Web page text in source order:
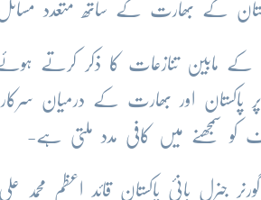
کے بھارت کے ساتھ متعدد
کے مابین تنازعات کا ذکر کرتے ہوئے
پر پاکستان اور بھارت کے درمیان
سمجھنے میں کافی مدد ملتی ہے-
جنرل بانیٔ پاکستان قائد اعظم